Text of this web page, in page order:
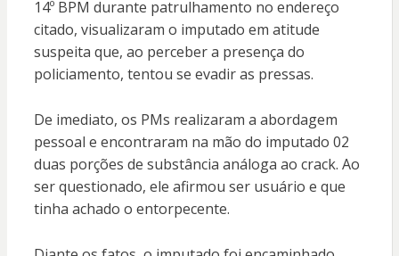
14º BPM durante patrulhamento no endereço
citado, visualizaram o imputado em atitude
suspeita que, ao perceber a presença do
policiamento, tentou se evadir as pressas.
De imediato, os PMs realizaram a abordagem
pessoal e encontraram na mão do imputado 02
duas porções de substância análoga ao crack. Ao
ser questionado, ele afirmou ser usuário e que
tinha achado o entorpecente.